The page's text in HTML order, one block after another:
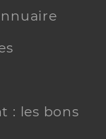
: les bons